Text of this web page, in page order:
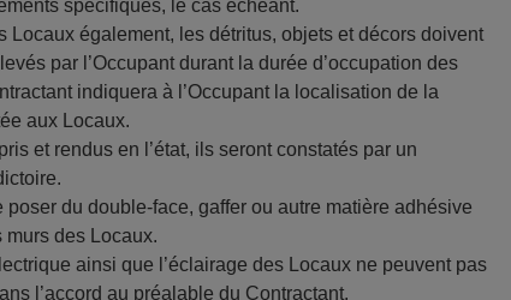
spécifiques, le cas échéant.
Locaux également, les détritus, objets et décors doivent
par l’Occupant durant la durée d’occupation des
indiquera à l’Occupant la localisation de la
aux Locaux.
et rendus en l’état, ils seront constatés par un
poser du double-face, gaffer ou autre matière adhésive
murs des Locaux.
ainsi que l’éclairage des Locaux ne peuvent pas
l’accord au préalable du Contractant.